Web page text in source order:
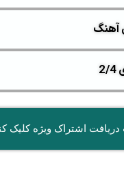
آهنگ
اشتراک ویژه کلیک